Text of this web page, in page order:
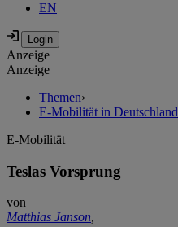
EN
Anzeige
Anzeige
Themen›
E-Mobilität in Deutschland
E-Mobilität
Teslas Vorsprung
von
Matthias Janson,